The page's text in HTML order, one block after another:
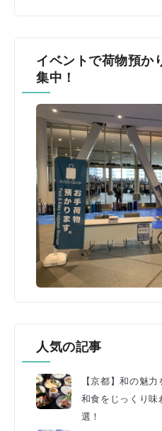
イベントで荷物預か
集中！
人気の記事
【京都】和の魅
和食をじっくり
選！